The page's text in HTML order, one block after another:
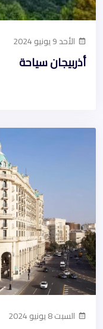
الأحد 9 يونيو 2024
أذربيجان سياحة
السبت 8 يونيو 2024